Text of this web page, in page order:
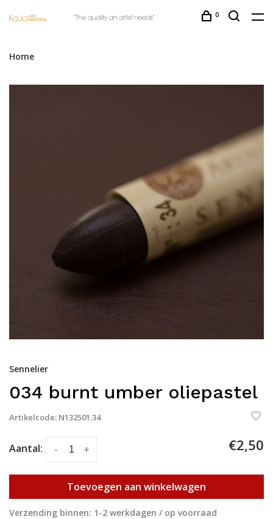
0
Home
Sennelier
034 burnt umber oliepastel
Artikelcode: N132501.34
Aantal: +
- €2,50
Toevoegen aan winkelwagen
Verzending binnen: 1-2 werkdagen / op voorraad